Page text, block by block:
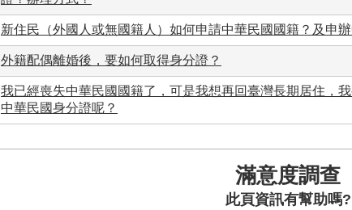
新住民（外國人或無國籍人）如何申請中華民國國籍？及申
外籍配偶離婚後，要如何取得身分證？
我已經喪失中華民國國籍了，可是我想再回臺灣長期居住，
中華民國身分證呢？
滿意度調查
此頁資訊有幫助嗎?